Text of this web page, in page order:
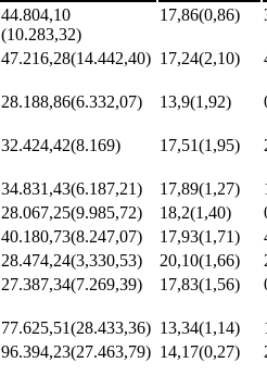
44.804,10
(10.283,32)
17,86(0,86)
47.216,28(14.442,40) 17,24(2,10)
28.188,86(6.332,07) 13,9(1,92)
32.424,42(8.169) 17,51(1,95)
34.831,43(6.187,21) 17,89(1,27)
28.067,25(9.985,72) 18,2(1,40)
40.180,73(8.247,07) 17,93(1,71)
28.474,24(3,330,53) 20,10(1,66)
27.387,34(7.269,39) 17,83(1,56)
77.625,51(28.433,36) 13,34(1,14)
96.394,23(27.463,79) 14,17(0,27)